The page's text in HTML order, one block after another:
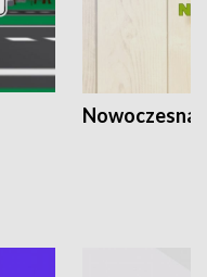
Nowoczesna